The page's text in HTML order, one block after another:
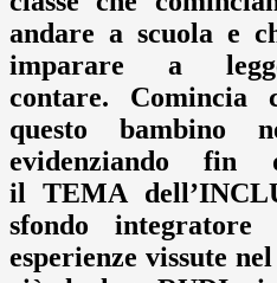
andare a scuola e
imparare a
contare. Comincia
questo bambino
evidenziando
il TEMA dell’
sfondo
esperienze vissute